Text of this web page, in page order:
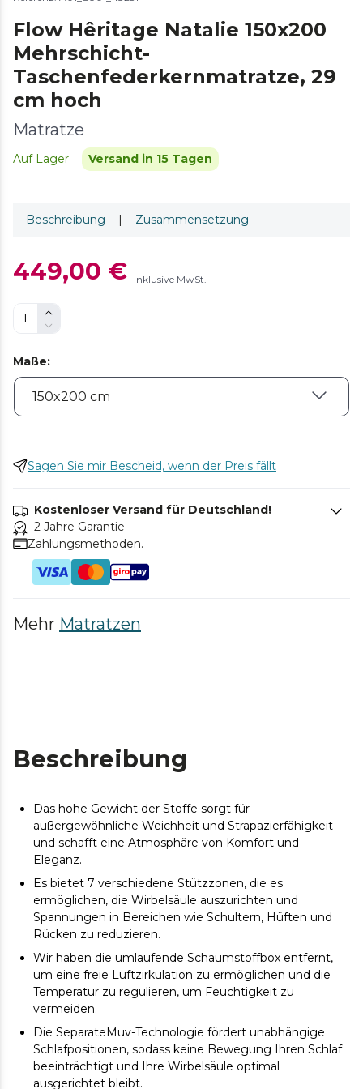
Flow Hêritage Natalie 150x200
Mehrschicht-
Taschenfederkernmatratze, 29
cm hoch
Matratze
Auf Lager Versand in 15 Tagen
Beschreibung | Zusammensetzung
449,00 € Inklusive MwSt.
Maße:
Sagen Sie mir Bescheid, wenn der Preis fällt
Kostenloser Versand für Deutschland!
2 Jahre Garantie
Zahlungsmethoden.
Mehr Matratzen
Beschreibung
Das hohe Gewicht der Stoffe sorgt für
außergewöhnliche Weichheit und Strapazierfähigkeit
und schafft eine Atmosphäre von Komfort und
Eleganz.
Es bietet 7 verschiedene Stützzonen, die es
ermöglichen, die Wirbelsäule auszurichten und
Spannungen in Bereichen wie Schultern, Hüften und
Rücken zu reduzieren.
Wir haben die umlaufende Schaumstoffbox entfernt,
um eine freie Luftzirkulation zu ermöglichen und die
Temperatur zu regulieren, um Feuchtigkeit zu
vermeiden.
Die SeparateMuv-Technologie fördert unabhängige
Schlafpositionen, sodass keine Bewegung Ihren Schlaf
beeinträchtigt und Ihre Wirbelsäule optimal
ausgerichtet bleibt.